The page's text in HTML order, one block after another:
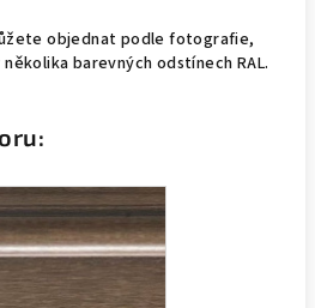
objednat podle fotografie,
barevných odstínech RAL.